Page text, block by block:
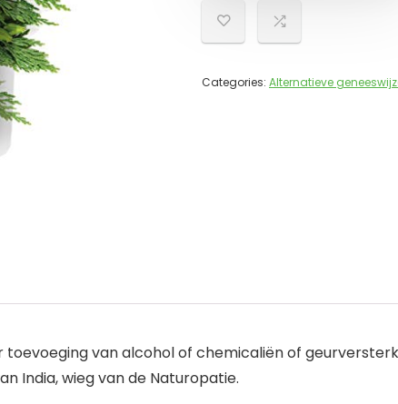
Categories: Alternatieve
toevoeging van alcohol of chemicaliën of
India, wieg van de Naturopatie.